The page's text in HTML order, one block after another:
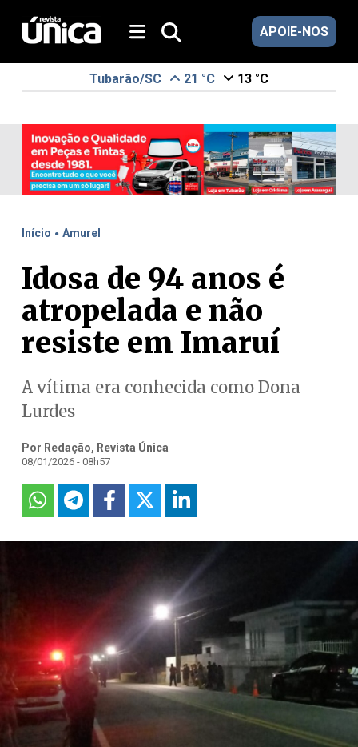
APOIE-NOS
Tubarão/SC 21 °C 13 °C
Início . Amurel
Idosa de 94 anos é
atropelada e não
resiste em Imaruí
A vítima era conhecida como Dona
Lurdes
Por Redação, Revista Única
08/01/2026 - 08h57